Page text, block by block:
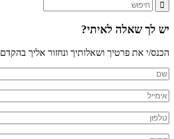
יש לך שאלה לאיתי?
הכנס/י את פרטיך ושאלותיך ונחזור אליך בהקדם